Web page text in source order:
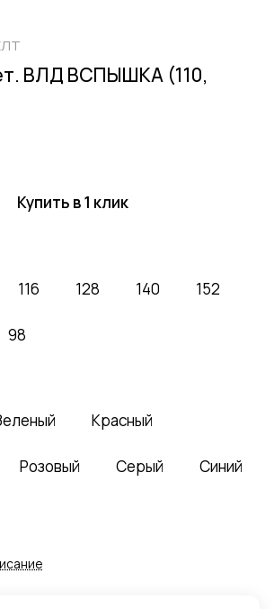
ВЛД ВСПЫШКА (110,
Купить в 1 клик
116 128 140 152
98
Красный
Розовый Серый Синий